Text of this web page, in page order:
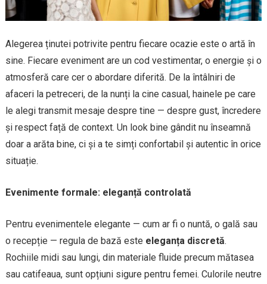
Alegerea ținutei potrivite pentru fiecare ocazie este o artă în
sine. Fiecare eveniment are un cod vestimentar, o energie și o
atmosferă care cer o abordare diferită. De la întâlniri de
afaceri la petreceri, de la nunți la cine casual, hainele pe care
le alegi transmit mesaje despre tine — despre gust, încredere
și respect față de context. Un look bine gândit nu înseamnă
doar a arăta bine, ci și a te simți confortabil și autentic în orice
situație.
Evenimente formale: eleganță controlată
Pentru evenimentele elegante — cum ar fi o nuntă, o gală sau
o recepție — regula de bază este eleganța discretă.
Rochiile midi sau lungi, din materiale fluide precum mătasea
sau catifeaua, sunt opțiuni sigure pentru femei. Culorile neutre